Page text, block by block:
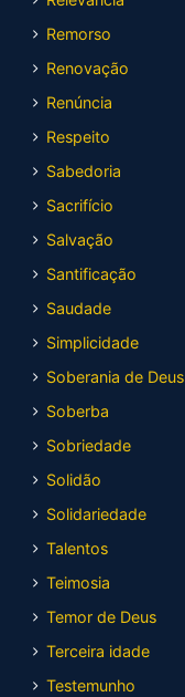
Remorso
Renovação
Renúncia
Respeito
Sabedoria
Sacrifício
Salvação
Santificação
Saudade
Simplicidade
Soberania de Deus
Soberba
Sobriedade
Solidão
Solidariedade
Talentos
Teimosia
Temor de Deus
Terceira idade
Testemunho